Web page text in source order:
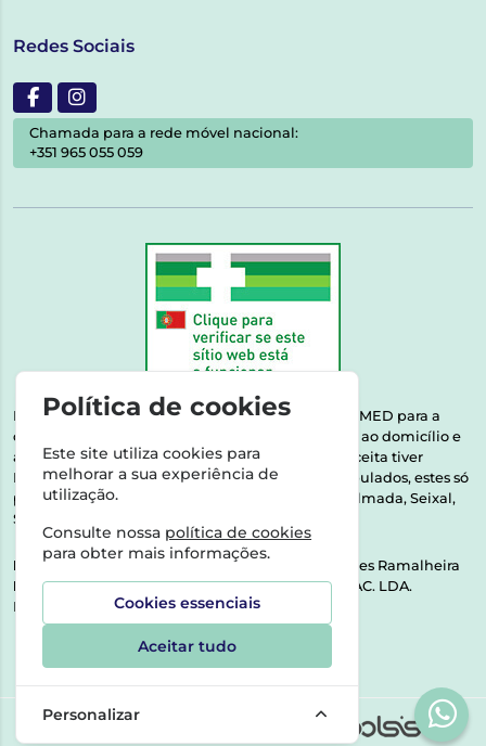
Redes Sociais
Chamada para a rede móvel nacional:
+351 965 055 059
Esta farmácia encontra-se autorizada pelo INFARMED para a
dispensa de medicamentos e produtos de saúde ao domicílio e
através da internet. Medicamentos | Se na sua receita tiver
MSRM, MNSRM, MSRMV ou Medicamentos Manipulados, estes só
podem ser entregues nos seguintes concelhos: Almada, Seixal,
Sesimbra, Oeiras e Lisboa.
Direção Técnica:
Dra. Raquel Alexandra Fernandes Ramalheira
NIPC:513064133 | ASPAS E NÚMEROS SOC. FARMAC. LDA.
Rua dos Castanheiros 5 AB Feijó2810-036 Almada
Política de cookies
Este site utiliza cookies para
melhorar a sua experiência de
utilização.
Consulte nossa política de cookies
para obter mais informações.
Cookies essenciais
Aceitar tudo
Personalizar